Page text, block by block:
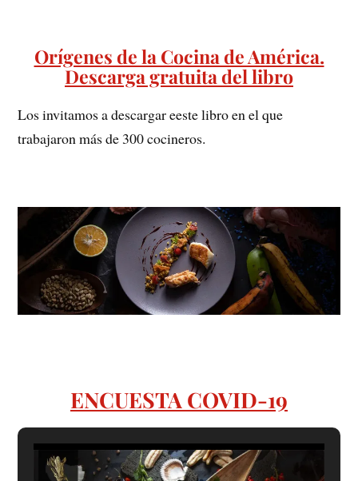
Orígenes de la Cocina de América.
Descarga gratuita del libro
Los invitamos a descargar eeste libro en el que
trabajaron más de 300 cocineros.
ENCUESTA COVID-19